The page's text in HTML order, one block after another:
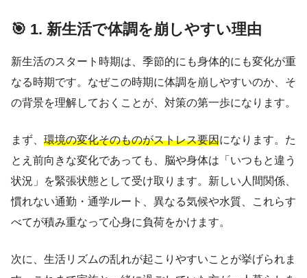
🎯 1. 新生活で体調を崩しやすい理由
新生活のスタート時期は、季節的にも身体的にも変化が重
なる時期です。なぜこの時期に体調を崩しやすいのか、そ
の背景を理解しておくことが、対策の第一歩になります。
まず、 環境の変化そのものがストレス要因になります。た
とえ前向きな変化であっても、脳や身体は「いつもと違う
状況」を緊張状態として受け取ります。新しい人間関係、
慣れない通勤・通学ルート、異なる気候や水質、これらす
べてが積み重なって心身に負荷をかけます。
次に、生活リズムの乱れが起こりやすいことが挙げられま